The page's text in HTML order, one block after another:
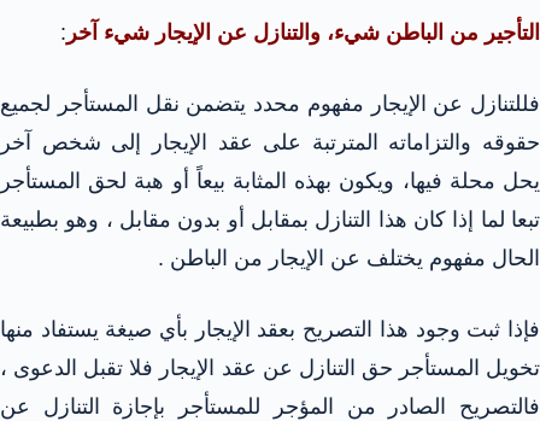
التأجير من الباطن شيء، والتنازل عن الإيجار شيء آخر :
فللتنازل عن الإيجار مفهوم محدد يتضمن نقل المستأجر لجميع
حقوقه والتزاماته المترتبة على عقد الإيجار إلى شخص آخر
يحل محلة فيها، ويكون بهذه المثابة بيعاً أو هبة لحق المستأجر
تبعا لما إذا كان هذا التنازل بمقابل أو بدون مقابل ، وهو بطبيعة
الحال مفهوم يختلف عن الإيجار من الباطن .
فإذا ثبت وجود هذا التصريح بعقد الإيجار بأي صيغة يستفاد منها
تخويل المستأجر حق التنازل عن عقد الإيجار فلا تقبل الدعوى ،
فالتصريح الصادر من المؤجر للمستأجر بإجازة التنازل عن